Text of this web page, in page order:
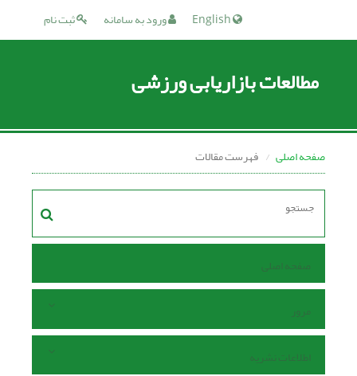
ثبت نام ورود به سامانه
مطالعات بازاریابی ورزشی
صفحه اصلی فهرست مقالات
صفحه اصلی
مرور
اطلاعات نشریه